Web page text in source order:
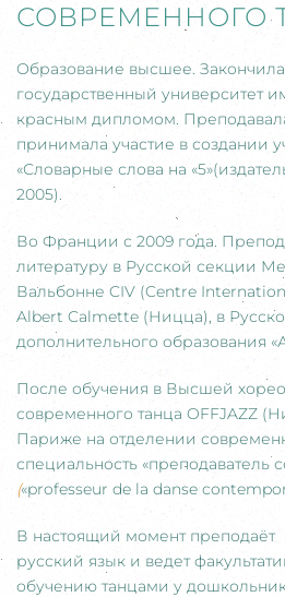
СОВРЕМЕННОГО
Образование высшее.
государственный университет
красным дипломом.
принимала участие в создании
«Словарные слова на
2005).
Во Франции с 2009 года.
литературу в Русской секции
Вальбонне CIV (Centre
Albert Calmette (Ницца), в
дополнительного образования
После обучения в Высшей
современного танца OFFJAZZ
Париже на отделении
специальность «преподаватель
(«professeur de la danse
В настоящий момент
русский язык и ведет
обучению танцами у